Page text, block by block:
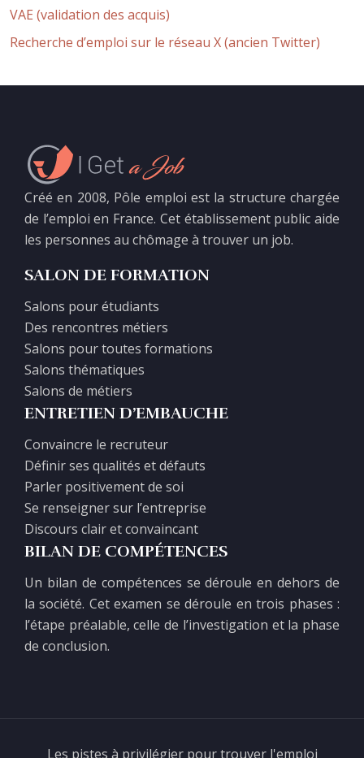
VAE (validation des acquis)
Recherche d’emploi sur le réseau X (ancien Twitter)
Créé en 2008, Pôle emploi est la structure chargée
de l’emploi en France. Cet établissement public aide
les personnes au chômage à trouver un job.
SALON DE FORMATION
Salons pour étudiants
Des rencontres métiers
Salons pour toutes formations
Salons thématiques
Salons de métiers
ENTRETIEN D’EMBAUCHE
Convaincre le recruteur
Définir ses qualités et défauts
Parler positivement de soi
Se renseigner sur l’entreprise
Discours clair et convaincant
BILAN DE COMPÉTENCES
Un bilan de compétences se déroule en dehors de
la société. Cet examen se déroule en trois phases :
l’étape préalable, celle de l’investigation et la phase
de conclusion.
Les pistes à privilégier pour trouver l'emploi